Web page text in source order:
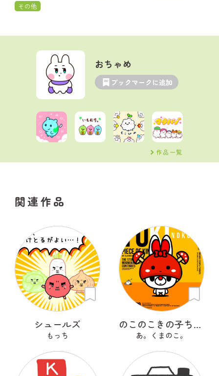
その他
おちゃめ
ブックマークに追加
作品一覧
関連作品
シュールズ
もっち
のこのこきの子ちゃん
あ。くまのこ。